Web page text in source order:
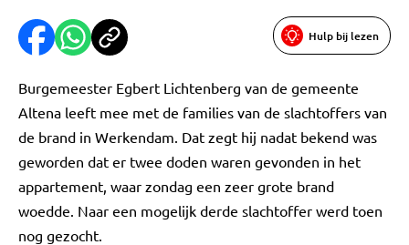
Hulp bij lezen
Burgemeester Egbert Lichtenberg van de gemeente
Altena leeft mee met de families van de slachtoffers van
de brand in Werkendam. Dat zegt hij nadat bekend was
geworden dat er twee doden waren gevonden in het
appartement, waar zondag een zeer grote brand
woedde. Naar een mogelijk derde slachtoffer werd toen
nog gezocht.